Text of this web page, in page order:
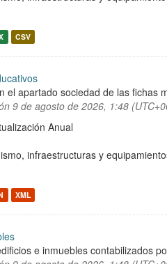
CSV
el apartado sociedad de las fichas
9 de agosto de 2026, 1:48
Anual
infraestructuras y
XML
e inmuebles contabilizados